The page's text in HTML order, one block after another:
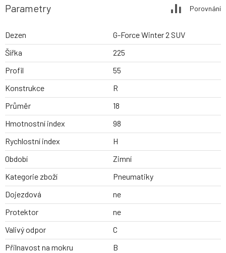
Parametry Porovnání
Dezen
G-Force Winter 2 SUV
Šířka
225
Profil
55
Konstrukce
R
Průměr
18
Hmotnostní index
98
Rychlostní index
H
Období
Zimní
Kategorie zboží
Pneumatiky
Dojezdová
ne
Protektor
ne
Valivý odpor
C
Přilnavost na mokru
B